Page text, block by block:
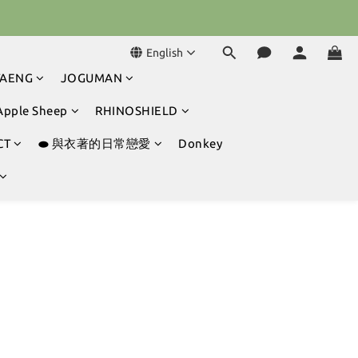
吧 ⚾️
English
JOGUMAN
Sheep RHINOSHIELD
⬬ 與衣著的日常戀愛 Donkey